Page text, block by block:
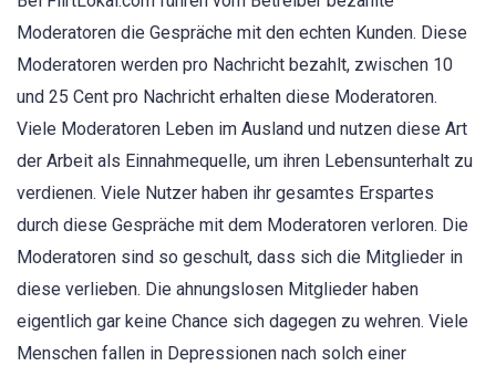
Moderatoren die Gespräche mit den echten Kunden. Diese
Moderatoren werden pro Nachricht bezahlt, zwischen 10
und 25 Cent pro Nachricht erhalten diese Moderatoren.
Viele Moderatoren Leben im Ausland und nutzen diese Art
der Arbeit als Einnahmequelle, um ihren Lebensunterhalt zu
verdienen. Viele Nutzer haben ihr gesamtes Erspartes
durch diese Gespräche mit dem Moderatoren verloren. Die
Moderatoren sind so geschult, dass sich die Mitglieder in
diese verlieben. Die ahnungslosen Mitglieder haben
eigentlich gar keine Chance sich dagegen zu wehren. Viele
Menschen fallen in Depressionen nach solch einer